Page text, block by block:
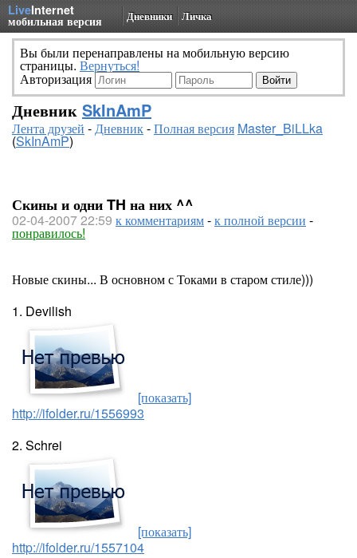
LiveInternet
мобильная версия Дневники Личка
Вы были перенаправлены на мобильную версию
страницы. Вернуться!
Авторизация
Дневник SkInAmP
Лента друзей -Дневник-Полная версия Master_BiLLka
(SkInAmP)
Скины и одни TH на них ^^
02-04-2007 22:59 к комментариям-к полной версии -
понравилось!
Новые скины... В основном с Токами в старом стиле)))
1. Devilish
[показать]
http://ifolder.ru/1556993
2. Schrei
[показать]
http://ifolder.ru/1557104